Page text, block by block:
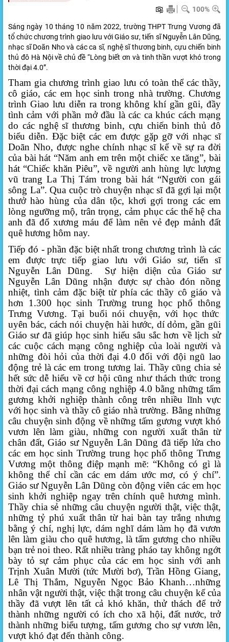
100%
Sáng ngày 10 tháng 10 năm 2022, trường THPT Trưng Vương đã
tổ chức chương trình giao lưu với Giáo sư, tiến sĩ Nguyễn Lân Dũng,
nhạc sĩ Doãn Nho và các ca sĩ, nghệ sĩ thương binh, cựu chiến binh
thủ đô Hà Nội về chủ đề “Lòng biết ơn và tinh thần vượt khó trong
thời đại 4.0”.
Tham gia chương trình giao lưu có toàn thể các thầy,
cô giáo, các em học sinh trong nhà trường. Chương
trình Giao lưu diễn ra trong không khí gần gũi, đầy
tình cảm với phần mở đầu là các ca khúc cách mạng
do các nghệ sĩ thương binh, cựu chiến binh thủ đô
biểu diễn. Đặc biệt các em được gặp gỡ với nhạc sĩ
Doãn Nho, được nghe chính nhạc sĩ kể về sự ra đời
của bài hát “Năm anh em trên một chiếc xe tăng”, bài
hát “Chiếc khăn Piêu”, về người anh hùng lực lượng
vũ trang La Thị Tám trong bài hát “Người con gái
sông La”. Qua cuộc trò chuyện nhạc sĩ đã gợi lại một
thưở hào hùng của dân tộc, khơi gợi trong các em
lòng ngưỡng mộ, trân trọng, cảm phục các thế hệ cha
anh đã đổ xương máu để làm nên vẻ đẹp mảnh đất
quê hương hôm nay.
Tiếp đó - phần đặc biệt nhất trong chương trình là các
em được trực tiếp giao lưu với Giáo sư, tiến sĩ
Nguyễn Lân Dũng. Sự hiện diện của Giáo sư
Nguyễn Lân Dũng nhận được sự chào đón nồng
nhiệt, tình cảm đặc biệt từ phía các thầy cô giáo và
hơn 1.300 học sinh Trường trung học phổ thông
Trưng Vương. Tại buổi nói chuyện, với học thức
uyên bác, cách nói chuyện hài hước, dí dỏm, gần gũi
Giáo sư đã giúp học sinh hiểu sâu sắc hơn về lịch sử
các cuộc cách mạng công nghiệp của loài người và
những đòi hỏi của thời đại 4.0 đối với đội ngũ lao
động trẻ là các em trong tương lai. Thầy cũng chia sẻ
hết sức dễ hiểu về cơ hội cũng như thách thức trong
thời đại cách mạng công nghiệp 4.0 bằng những tấm
gương khởi nghiệp thành công trên nhiều lĩnh vực
với học sinh và thầy cô giáo nhà trường. Bằng những
câu chuyện sinh động về những tấm gương vượt khó
vươn lên làm giàu, những con người xuất thân từ
chân đất, Giáo sư Nguyễn Lân Dũng đã tiếp lửa cho
các em học sinh Trường trung học phổ thông Trưng
Vương một thông điệp mạnh mẽ: “Không có gì là
không thể chỉ cần các em dám ước mơ, có ý chí”.
Giáo sư Nguyễn Lân Dũng còn động viên các em học
sinh khởi nghiệp ngay trên chính quê hương mình.
Thầy chia sẻ những câu chuyện người thật, việc thật,
những tỷ phú xuất thân từ hai bàn tay trắng nhưng
bằng ý chí, nghị lực, dám nghĩ dám làm họ đã vươn
lên làm giàu cho quê hương, là tấm gương cho nhiều
bạn trẻ noi theo. Rất nhiều tràng pháo tay không ngớt
bày tỏ sự cảm phục của các em học sinh với anh
Trịnh Xuân Mười (tức Mười bơ), Trần Hồng Giang,
Lê Thị Thắm, Nguyễn Ngọc Bảo Khanh…những
nhân vật người thật, việc thật trong câu chuyện kể của
thầy đã vượt lên tất cả khó khăn, thử thách để trở
thành những người có ích cho xã hội, đất nước, trở
thành những biểu tượng, tấm gương cho sự vươn lên,
vượt khó đạt đến thành công.